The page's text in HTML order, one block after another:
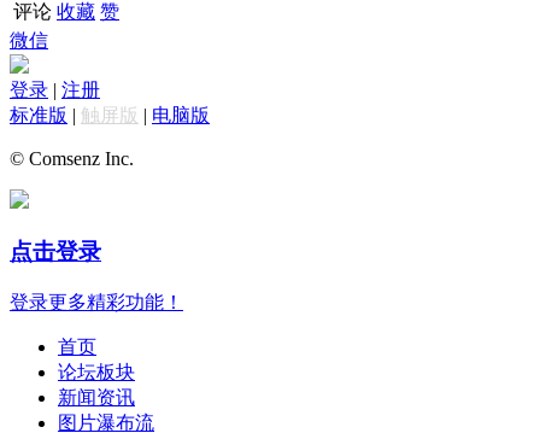
评论 收藏 赞
微信
登录 | 注册
标准版 | 触屏版 | 电脑版
© Comsenz Inc.
点击登录
登录更多精彩功能！
首页
论坛板块
新闻资讯
图片瀑布流